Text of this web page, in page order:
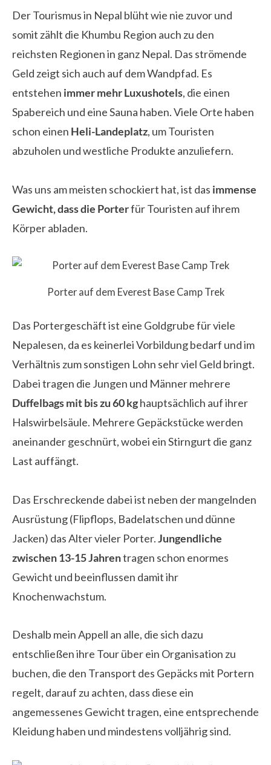
Der Tourismus in Nepal blüht wie nie zuvor und
somit zählt die Khumbu Region auch zu den
reichsten Regionen in ganz Nepal. Das strömende
Geld zeigt sich auch auf dem Wandpfad. Es
entstehen immer mehr Luxushotels, die einen
Spabereich und eine Sauna haben. Viele Orte haben
schon einen Heli-Landeplatz, um Touristen
abzuholen und westliche Produkte anzuliefern.
Was uns am meisten schockiert hat, ist das immense
Gewicht, dass die Porterfür Touristen auf ihrem
Körper abladen.
Porter auf dem Everest Base Camp Trek
Das Portergeschäft ist eine Goldgrube für viele
Nepalesen, da es keinerlei Vorbildung bedarf und im
Verhältnis zum sonstigen Lohn sehr viel Geld bringt.
Dabei tragen die Jungen und Männer mehrere
Duffelbags mit bis zu 60 kghauptsächlich auf ihrer
Halswirbelsäule. Mehrere Gepäckstücke werden
aneinander geschnürt, wobei ein Stirngurt die ganz
Last auffängt.
Das Erschreckende dabei ist neben der mangelnden
Ausrüstung (Flipflops, Badelatschen und dünne
Jacken) das Alter vieler Porter.Jungendliche
zwischen 13-15 Jahrentragen schon enormes
Gewicht und beeinflussen damit ihr
Knochenwachstum.
Deshalb mein Appell an alle, die sich dazu
entschließen ihre Tour über ein Organisation zu
buchen, die den Transport des Gepäcks mit Portern
regelt, darauf zu achten, dass diese ein
angemessenes Gewicht tragen, eine entsprechende
Kleidung haben und mindestens volljährig sind.